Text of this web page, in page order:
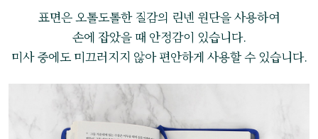
표면은 오톨도톨한 질감의 린넨 원단을 사용하여
손에 잡았을 때 안정감이 있습니다.
미사 중에도 미끄러지지 않아 편안하게 사용할 수 있습니다.